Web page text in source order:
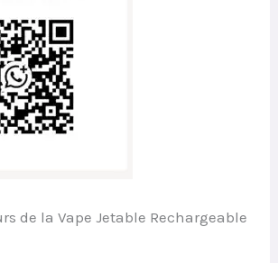
de la Vape Jetable Rechargeable